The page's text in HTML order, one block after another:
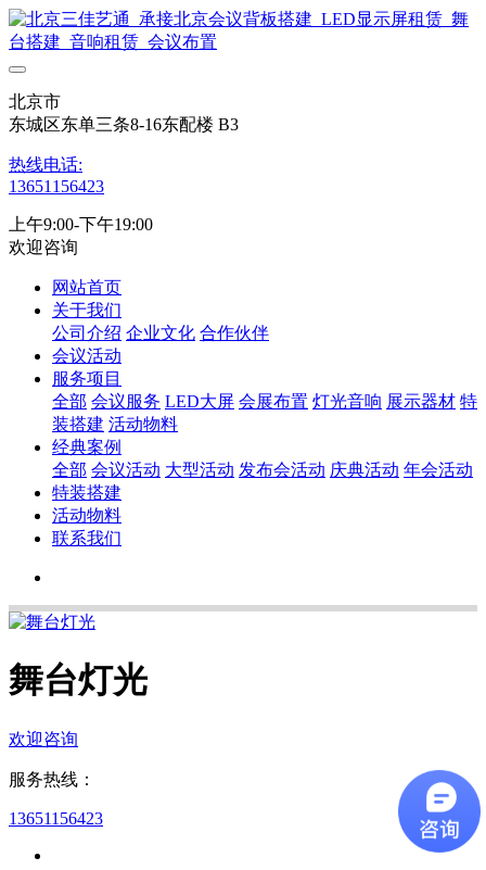
北京市
东城区东单三条8-16东配楼 B3
热线电话:
13651156423
上午9:00-下午19:00
欢迎咨询
网站首页
关于我们
公司介绍 企业文化 合作伙伴
会议活动
服务项目
全部 会议服务 LED大屏 会展布置 灯光音响 展示器材 特
装搭建 活动物料
经典案例
全部 会议活动 大型活动 发布会活动 庆典活动 年会活动
特装搭建
活动物料
联系我们
舞台灯光
欢迎咨询
服务热线：
13651156423